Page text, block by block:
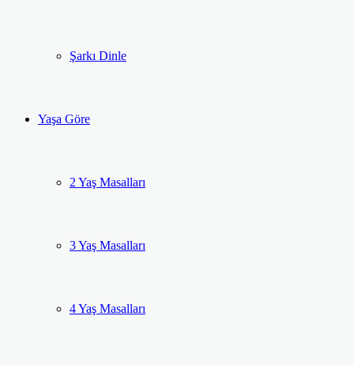
Şarkı Dinle
Yaşa Göre
2 Yaş Masalları
3 Yaş Masalları
4 Yaş Masalları